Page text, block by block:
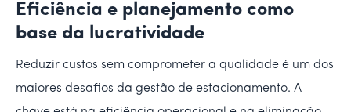
Eficiência e planejamento como
base da lucratividade
Reduzir custos sem comprometer a qualidade é um dos
maiores desafios da gestão de estacionamento. A